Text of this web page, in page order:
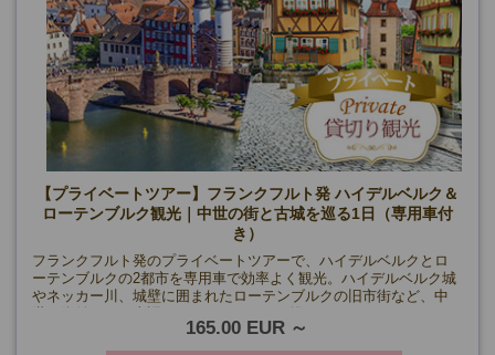
【プライベートツアー】フランクフルト発 ハイデルベルク＆
ローテンブルク観光｜中世の街と古城を巡る1日（専用車付
き）
フランクフルト発のプライベートツアーで、ハイデルベルクとロ
ーテンブルクの2都市を専用車で効率よく観光。ハイデルベルク城
やネッカー川、城壁に囲まれたローテンブルクの旧市街など、中
165.00 EUR